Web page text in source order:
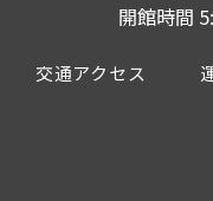
開館時間
交通アクセス